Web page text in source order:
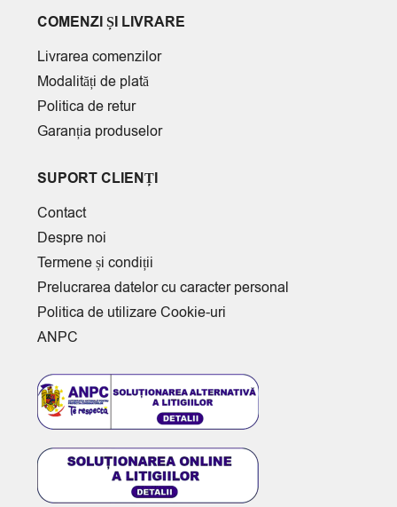
COMENZI ȘI LIVRARE
Livrarea comenzilor
Modalități de plată
Politica de retur
Garanția produselor
SUPORT CLIENȚI
Contact
Despre noi
Termene și condiții
Prelucrarea datelor cu caracter personal
Politica de utilizare Cookie-uri
ANPC